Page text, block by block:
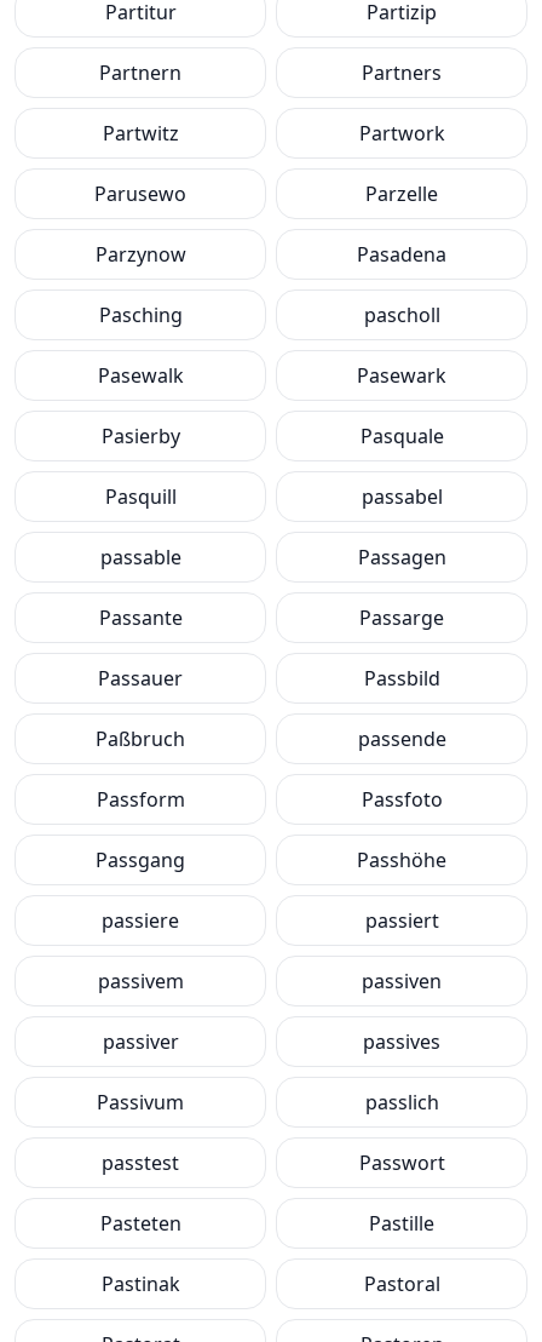
Partitur Partizip
Partnern Partners
Partwitz Partwork
Parusewo Parzelle
Parzynow Pasadena
Pasching pascholl
Pasewalk Pasewark
Pasierby Pasquale
Pasquill passabel
passable Passagen
Passante Passarge
Passauer Passbild
Paßbruch passende
Passform Passfoto
Passgang Passhöhe
passiere passiert
passivem passiven
passiver passives
Passivum passlich
passtest Passwort
Pasteten Pastille
Pastinak Pastoral